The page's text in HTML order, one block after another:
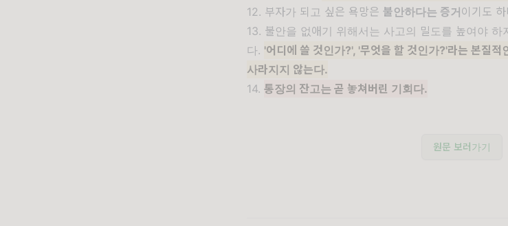
12. 부자가 되고 싶은 욕망은불안하다는 증거이기도 하
13. 불안을 없애기 위해서는 사고의 밀도를 높여야
다. '어디에 쓸 것인가?', '무엇을 할 것인가?'라는 본질적
사라지지 않는다.
14.통장의 잔고는 곧 놓쳐버린 기회다.
원문 보러가기